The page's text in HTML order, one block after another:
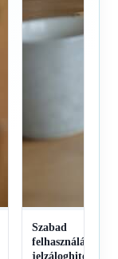
Szabad
felhasználású
jelzáloghitel: